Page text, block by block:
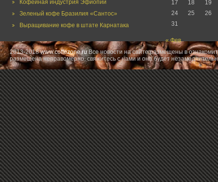
Кофейная индустрия Эфиопии
Зеленый кофе Бразилия «Сантос»
Выращивание кофе в штате Карнатака
17
18
19
24
25
26
31
« Фев
2013-2018www.coffezone.ruВсе новости на сайте размещены в
размещена неправомерно, свяжитесь с нами и она будет